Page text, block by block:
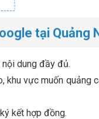
tại Quảng
dung đầy đủ.
khu vực muốn
kết hợp đồng.